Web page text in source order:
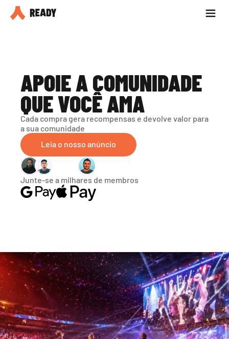
Seja parceiro
APOIE A COMUNIDADE
QUE VOCÊ AMA
Cada compra gera recompensas e devolve valor para
a sua comunidade
Leia o nosso anúncio
Junte-se a milhares de membros